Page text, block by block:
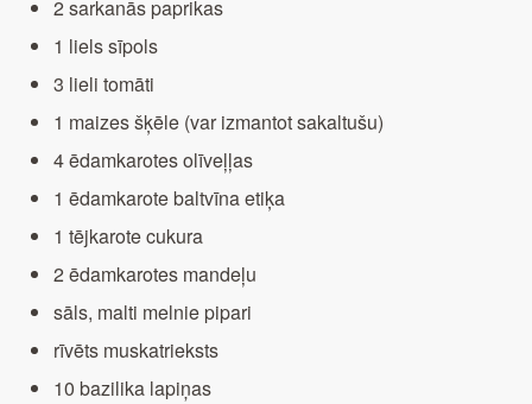
2 sarkanās paprikas
1 liels sīpols
3 lieli tomāti
1 maizes šķēle (var izmantot sakaltušu)
4 ēdamkarotes olīveļļas
1 ēdamkarote baltvīna etiķa
1 tējkarote cukura
2 ēdamkarotes mandeļu
sāls, malti melnie pipari
rīvēts muskatrieksts
10 bazilika lapiņas